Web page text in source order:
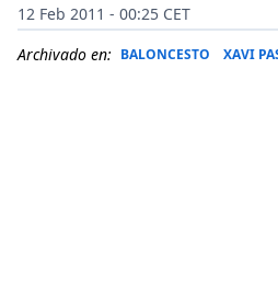
12 Feb 2011 - 00:25 CET
Archivado en: BALONCESTO XAVI